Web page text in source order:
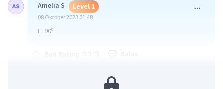
Amelia S Level 1
08 Oktober 2023 01:48
E. 90⁰
Balas
Level 24
08 Oktober 2023 11:53